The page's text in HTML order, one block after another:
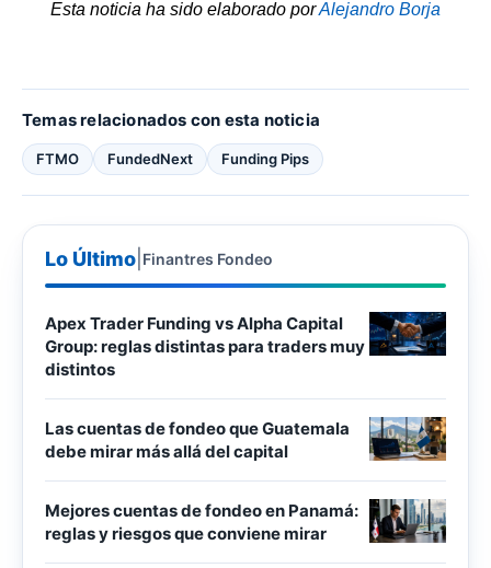
Esta noticia ha sido elaborado porAlejandro Borja
Temas relacionados con esta noticia
FTMO FundedNext Funding Pips
Lo Último Finantres Fondeo
Apex Trader Funding vs Alpha Capital
Group: reglas distintas para traders muy
distintos
Las cuentas de fondeo que Guatemala
debe mirar más allá del capital
Mejores cuentas de fondeo en Panamá:
reglas y riesgos que conviene mirar